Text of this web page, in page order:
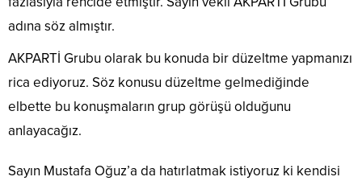
adına söz almıştır.
AKPARTİ Grubu olarak bu konuda bir düzeltme yapmanızı
rica ediyoruz. Söz konusu düzeltme gelmediğinde
elbette bu konuşmaların grup görüşü olduğunu
anlayacağız.
Sayın Mustafa Oğuz’a da hatırlatmak istiyoruz ki kendisi